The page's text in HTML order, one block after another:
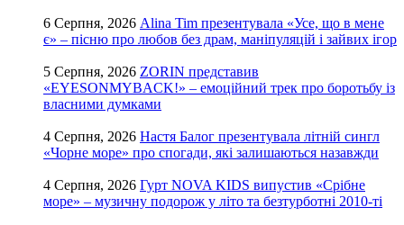
6 Серпня, 2026 Alina Tim презентувала «Усе, що в мене
є» – пісню про любов без драм, маніпуляцій і зайвих ігор
5 Серпня, 2026 ZORIN представив
«EYESONMYBACK!» – емоційний трек про боротьбу із
власними думками
4 Серпня, 2026 Настя Балог презентувала літній сингл
«Чорне море» про спогади, які залишаються назавжди
4 Серпня, 2026 Гурт NOVA KIDS випустив «Срібне
море» – музичну подорож у літо та безтурботні 2010-ті